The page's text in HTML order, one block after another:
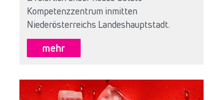
Kompetenzzentrum inmitten
Niederösterreichs Landeshauptstadt.
mehr